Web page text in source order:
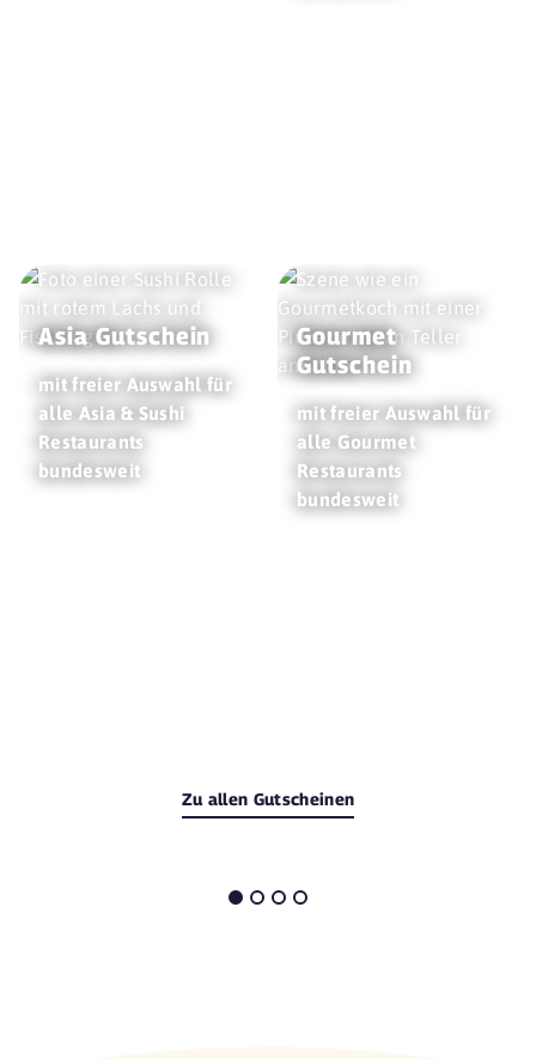
Asia Gutschein
mit freier Auswahl für
alle Asia & Sushi
Restaurants
bundesweit
Gourmet
Gutschein
mit freier Auswahl für
alle Gourmet
Restaurants
bundesweit
Zu allen Gutscheinen